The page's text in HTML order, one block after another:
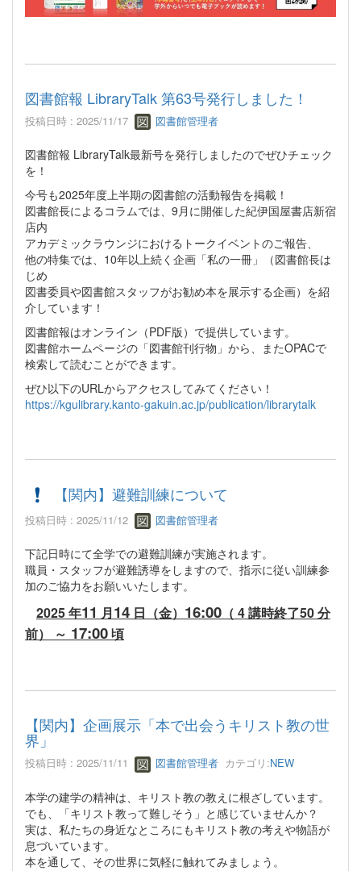
図書館報 LibraryTalk 第63号発行しました！
投稿日時 : 2025/11/17 図書館管理者
図書館報 LibraryTalk最新号を発行しましたのでぜひチェック
を！
今号も2025年度上半期の図書館の活動報告を掲載！
図書館長によるコラムでは、9月に開催した紀伊国屋書店新宿
店内
アカデミックラウンジにおけるトークイベントのご報告、
他の特集では、10年以上続く企画「私の一冊」（図書館長は
じめ
図書委員や図書館スタッフがお勧め本を展示する企画）を紹
介しています！
図書館報はオンライン（PDF版）で提供しています。
図書館ホームページの「図書館刊行物」から、またOPACで
検索して読むことができます。
ぜひ以下のURLからアクセスしてみてください！
https://kgulibrary.kanto-gakuin.ac.jp/publication/librarytalk
【関内】避難訓練について
投稿日時 : 2025/11/12 図書館管理者
下記日時にて全学での避難訓練が実施されます。
職員・スタッフが避難誘導をしますので、指示に従い訓練参
加のご協力をお願いいたします。
2025 年11 月14 日（金） 16:00 （ 4 講時終了50 分
前） ～ 17:00頃
【関内】企画展示「本で出会うキリスト教の世
界」
投稿日時 : 2025/11/11 図書館管理者 カテゴリ:NEW
本学の建学の精神は、キリスト教の教えに根ざしています。
でも、「キリスト教って難しそう」と感じていませんか？
実は、私たちの身近なところにもキリスト教の考えや物語が
息づいています。
本を通して、その世界に気軽に触れてみましょう。